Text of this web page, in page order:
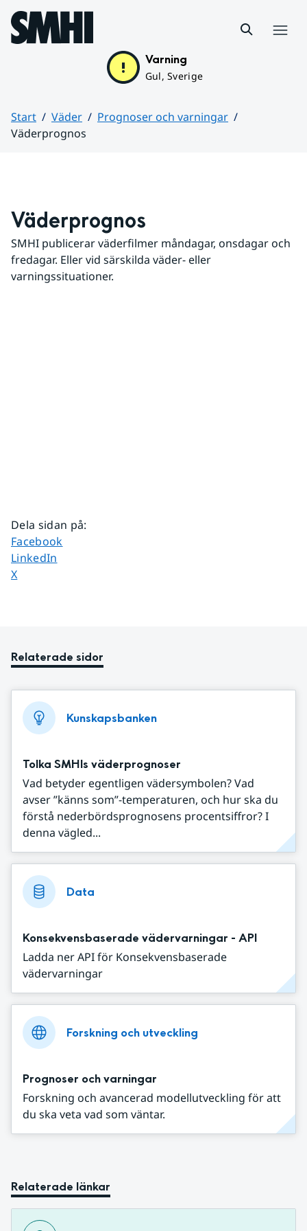
Hoppa till sidans innehåll
Varning
Gul, Sverige
Start Väder
Prognoser och varningar
Väderprognos
Väderprognos
SMHI publicerar väderfilmer måndagar, onsdagar och
fredagar. Eller vid särskilda väder- eller
varningssituationer.
Dela sidan på:
Dela sidan på
Facebook
Dela sidan på
LinkedIn
Dela sidan på
X
Relaterade sidor
Kunskapsbanken
Tolka SMHIs väderprognoser
Vad betyder egentligen vädersymbolen? Vad
avser ”känns som”-temperaturen, och hur ska du
förstå nederbördsprognosens procentsiffror? I
denna vägled...
Data
Konsekvensbaserade vädervarningar - API
Ladda ner API för Konsekvensbaserade
vädervarningar
Forskning och utveckling
Prognoser och varningar
Forskning och avancerad modellutveckling för att
du ska veta vad som väntar.
Relaterade länkar